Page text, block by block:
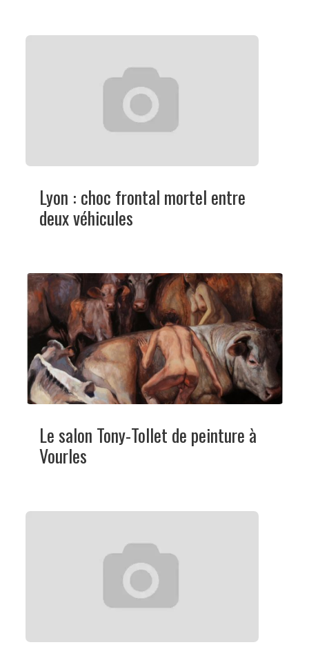
Lyon : choc frontal mortel entre
deux véhicules
Le salon Tony-Tollet de peinture à
Vourles